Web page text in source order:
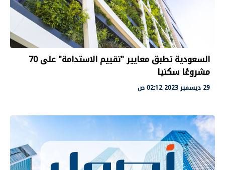
السعودية تطبق معايير "تقييم الاستدامة" على 70
مشروعًا سكنيا
29 ديسمبر 2023 02:12 ص